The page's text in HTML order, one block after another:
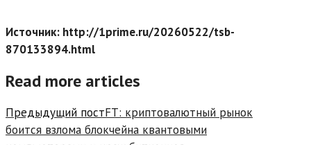
Источник: http://1prime.ru/20260522/tsb-
870133894.html
Read more articles
Предыдущий постFT: криптовалютный рынок
боится взлома блокчейна квантовыми